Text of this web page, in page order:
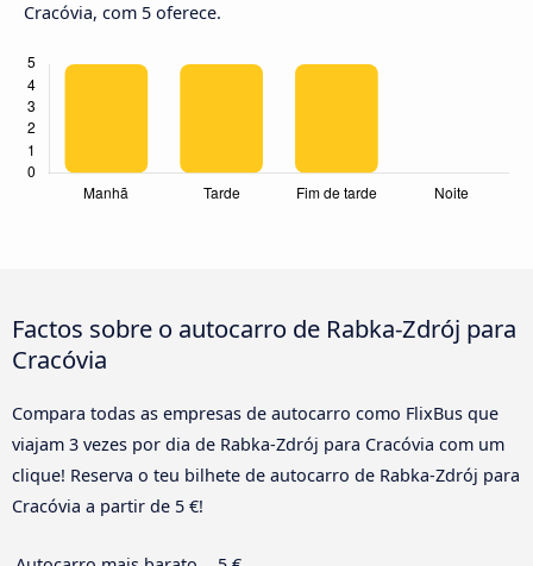
Cracóvia, com 5 oferece.
Factos sobre o autocarro de Rabka-Zdrój para
Cracóvia
Compara todas as empresas de autocarro como FlixBus que
viajam 3 vezes por dia de Rabka-Zdrój para Cracóvia com um
clique! Reserva o teu bilhete de autocarro de Rabka-Zdrój para
Cracóvia a partir de 5 €!